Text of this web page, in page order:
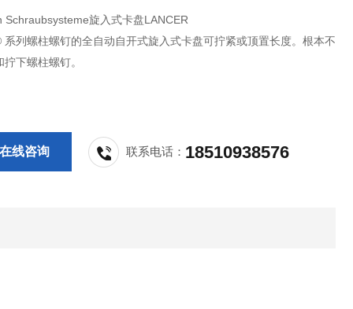
Schraubsysteme旋入式卡盘LANCER
系列螺柱螺钉的全自动自开式旋入式卡盘可拧紧或顶置长度。根本不
下螺柱螺钉。
线咨询 联系电话： 18510938576